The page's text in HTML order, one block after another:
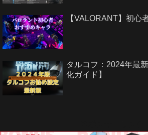
【VALORANT】初心
タルコフ：2024年最
化ガイド】